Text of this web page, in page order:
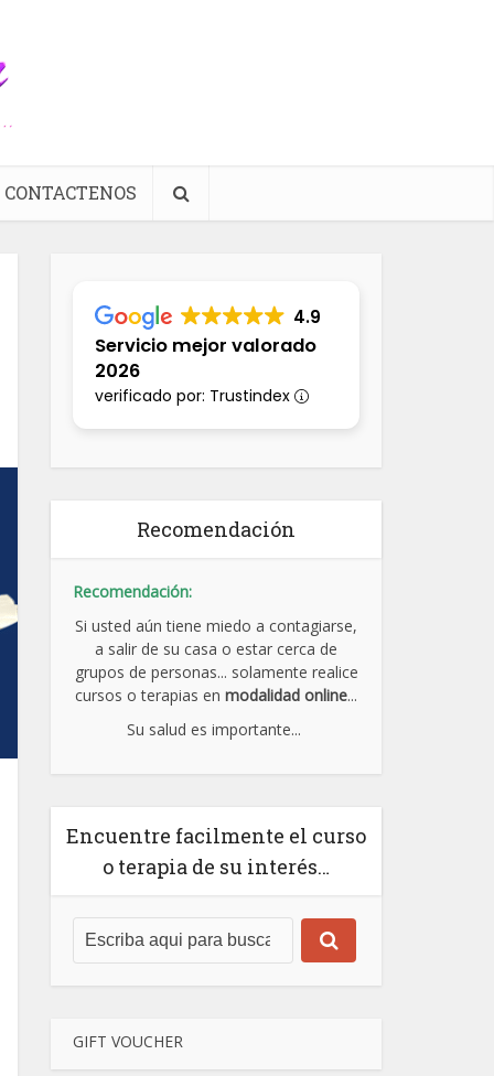
CONTACTENOS
4.9
Servicio mejor valorado
2026
verificado por: Trustindex
Recomendación
Recomendación:
Si usted aún tiene miedo a contagiarse,
a salir de su casa o estar cerca de
grupos de personas... solamente realice
cursos o terapias en modalidad online...
Su salud es importante...
Encuentre facilmente el curso
o terapia de su interés…
GIFT VOUCHER